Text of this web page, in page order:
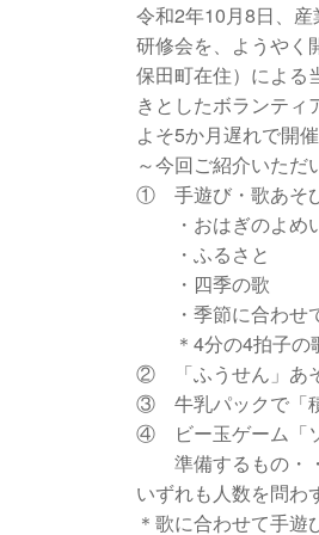
令和2年10月8日、
研修会を、ようやく
保田町在住）による
きとしたボランティ
よそ5か月遅れで開
～今回ご紹介いただ
① 手遊び・歌あそ
・おはぎのよめ
・ふるさと
・四季の歌
・季節に合わせて
＊4分の4拍子の歌
② 「ふうせん」あ
③ 牛乳パックで「
④ ビー玉ゲーム「
準備するもの・・
いずれも人数を問わ
＊歌に合わせて手遊